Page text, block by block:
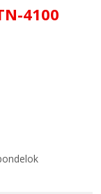
4100